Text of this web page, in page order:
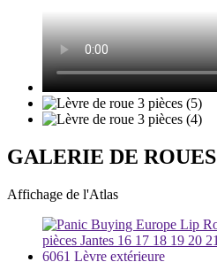
GALERIE DE ROUES
Affichage de l'Atlas